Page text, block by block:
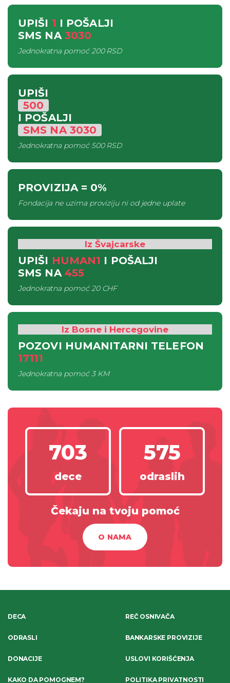
UPIŠI 1 I POŠALJI
SMS NA 3030
Jednokratna pomoć200 RSD
UPIŠI
500
I POŠALJI
SMS NA3030
Jednokratna pomoć500 RSD
PROVIZIJA= 0%
Fondacija ne uzima proviziju ni od jedne uplate
Iz Švajcarske
UPIŠI HUMAN1 I POŠALJI
SMS NA 455
Jednokratna pomoć20 CHF
Iz Bosne i Hercegovine
POZOVI HUMANITARNI TELEFON
17111
Jednokratna pomoć3 KM
703
dece
575
odraslih
Čekaju na tvoju pomoć
O NAMA
DECA
ODRASLI
DONACIJE
KAKO DA POMOGNEM?
REČ OSNIVAČA
BANKARSKE PROVIZIJE
USLOVI KORIŠĆENJA
POLITIKA PRIVATNOSTI